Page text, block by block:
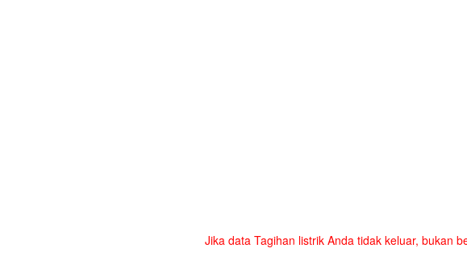
Jika data Tagihan listrik Anda tidak keluar, bukan